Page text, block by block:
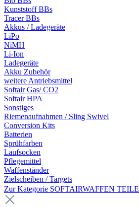
Kunststoff BBs
Tracer BBs
Akkus / Ladegeräte
LiPo
NiMH
Li-Ion
Ladegeräte
Akku Zubehör
weitere Antriebsmittel
Softair Gas/ CO2
Softair HPA
Sonstiges
Riemenaufnahmen / Sling Swivel
Conversion Kits
Batterien
Sprühfarben
Laufsocken
Pflegemittel
Waffenständer
Zielscheiben / Targets
Zur Kategorie SOFTAIRWAFFEN TEILE